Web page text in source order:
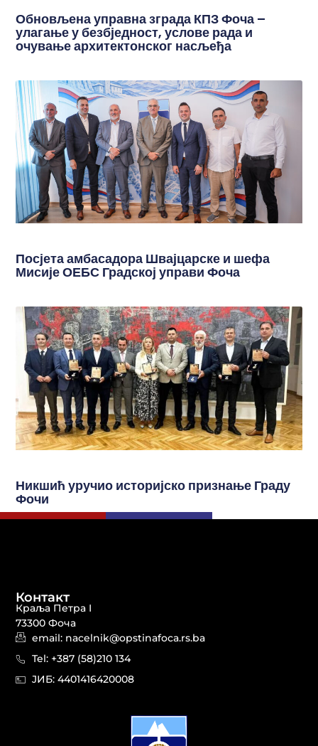
Обновљена управна зграда КПЗ Фоча –
улагање у безбједност, услове рада и
очување архитектонског насљеђа
Посјета амбасадора Швајцарске и шефа
Мисије ОЕБС Градској управи Фоча
Никшић уручио историјско признање Граду
Фочи
Контакт
Краља Петра I
73300 Фоча
email: nacelnik@opstinafoca.rs.ba
Tel: +387 (58)210 134
JИБ: 44014164​20008